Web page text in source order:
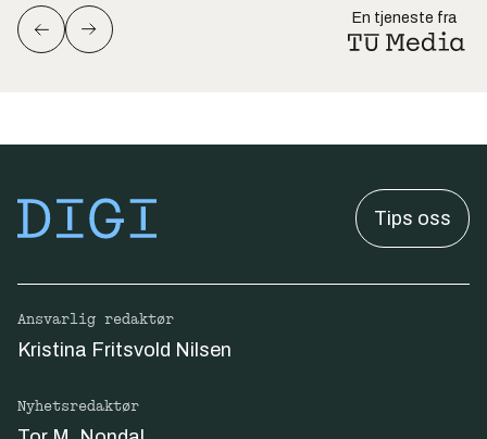
En tjeneste fra
Tips oss
Ansvarlig redaktør
Kristina Fritsvold Nilsen
Nyhetsredaktør